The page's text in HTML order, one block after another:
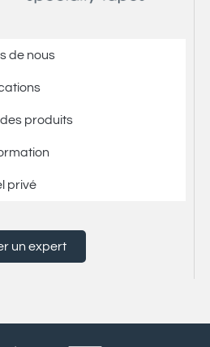
NV
59
un expert
de nous
produits
privé